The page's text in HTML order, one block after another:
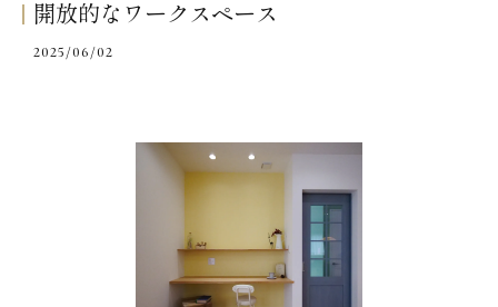
開放的なワークスペース
2025/06/02